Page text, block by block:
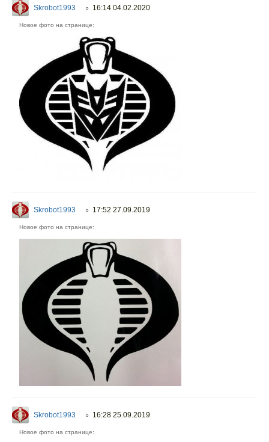
Skrobot1993 ○ 16:14 04.02.2020
Новое фото на странице:
Skrobot1993 ○ 17:52 27.09.2019
Новое фото на странице:
Skrobot1993 ○ 16:28 25.09.2019
Новое фото на странице: